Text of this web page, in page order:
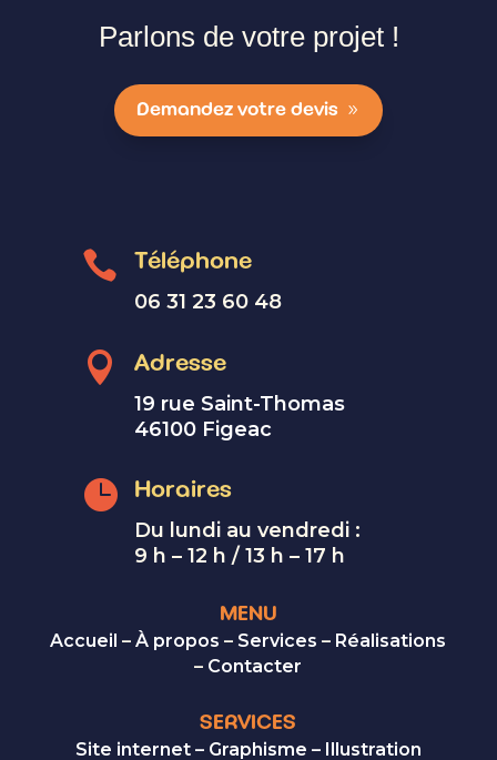
Parlons de votre projet !
Demandez votre devis
 Téléphone
06 31 23 60 48
 Adresse
19 rue Saint-Thomas
46100 Figeac
 Horaires
Du lundi au vendredi :
9 h – 12 h / 13 h – 17 h
MENU
Accueil –À propos – Services – Réalisations
– Contacter
SERVICES
Site internet– Graphisme – Illustration